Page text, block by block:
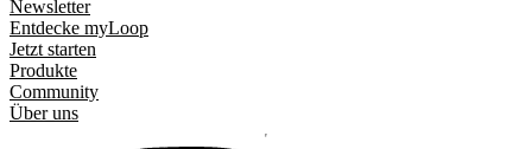
Newsletter
Entdecke myLoop
Jetzt starten
Produkte
Community
Über uns